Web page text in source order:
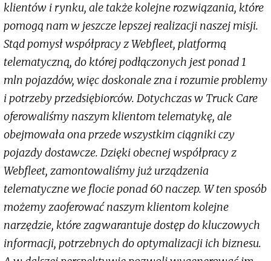
klientów i rynku, ale także kolejne rozwiązania, które
pomogą nam w jeszcze lepszej realizacji naszej misji.
Stąd pomysł współpracy z Webfleet, platformą
telematyczną, do której podłączonych jest ponad 1
mln pojazdów, więc doskonale zna i rozumie problemy
i potrzeby przedsiębiorców. Dotychczas w Truck Care
oferowaliśmy naszym klientom telematykę, ale
obejmowała ona przede wszystkim ciągniki czy
pojazdy dostawcze. Dzięki obecnej współpracy z
Webfleet, zamontowaliśmy już urządzenia
telematyczne we flocie ponad 60 naczep. W ten sposób
możemy zaoferować naszym klientom kolejne
narzędzie, które zagwarantuje dostęp do kluczowych
informacji, potrzebnych do optymalizacji ich biznesu.